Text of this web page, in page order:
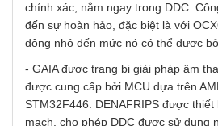
chính xác, nằm ngay trong DDC.
đến sự hoàn hảo, đặc biệt là với
động nhỏ đến mức nó có thể được
- GAIA được trang bị giải pháp âm
được cung cấp bởi MCU dựa trên
STM32F446. DENAFRIPS được
mạch, cho phép DDC được sử dụng